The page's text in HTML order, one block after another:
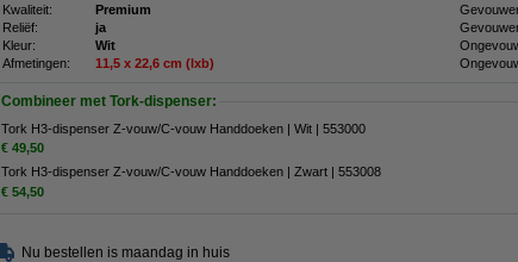
Kwaliteit:
Premium
Reliëf:
ja
Kleur:
Wit
Afmetingen:
11,5 x 22,6 cm (lxb)
Combineer met Tork-dispenser:
Tork H3-dispenser Z-vouw/C-vouw Handdoeken | Wit | 553000
€ 49,50
Tork H3-dispenser Z-vouw/C-vouw Handdoeken | Zwart | 553008
€ 54,50
Nu bestellen is maandag in huis